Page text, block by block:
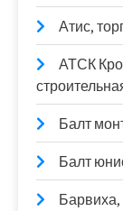
Атис,
АТСК
Балт
Балт
Барвиха,